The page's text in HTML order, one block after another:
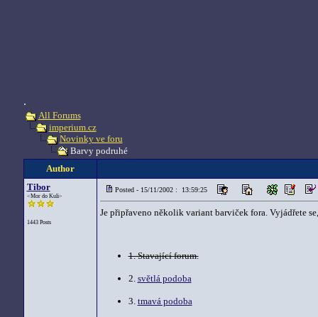
.
All Forums
imperium.cz
Novinky ve foru
Barvy podruhé
Author
Tibor
<Mor do Kuli>
1443 Posts
Posted - 15/11/2002 : 13:59:25
Je připřaveno několik variant barviček fora. Vyjádřete
1. Stavající forum.
2. světlá podoba
3. tmavá podoba